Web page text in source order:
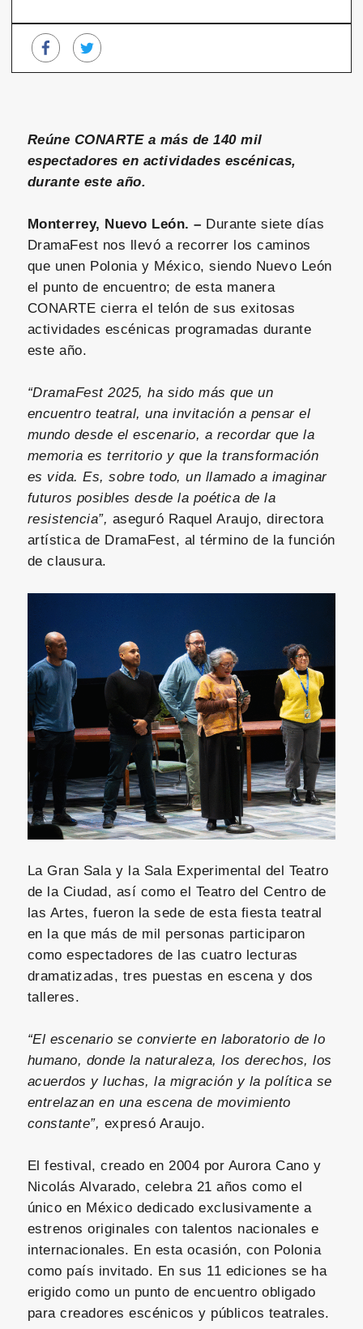
Reúne CONARTE a más de 140 mil
espectadores en actividades escénicas,
durante este año.
Monterrey, Nuevo León. – Durante siete días
DramaFest nos llevó a recorrer los caminos
que unen Polonia y México, siendo Nuevo León
el punto de encuentro; de esta manera
CONARTE cierra el telón de sus exitosas
actividades escénicas programadas durante
este año.
“DramaFest 2025, ha sido más que un
encuentro teatral, una invitación a pensar el
mundo desde el escenario, a recordar que la
memoria es territorio y que la transformación
es vida. Es, sobre todo, un llamado a imaginar
futuros posibles desde la poética de la
resistencia”, aseguró Raquel Araujo, directora
artística de DramaFest, al término de la función
de clausura.
La Gran Sala y la Sala Experimental del Teatro
de la Ciudad, así como el Teatro del Centro de
las Artes, fueron la sede de esta fiesta teatral
en la que más de mil personas participaron
como espectadores de las cuatro lecturas
dramatizadas, tres puestas en escena y dos
talleres.
“El escenario se convierte en laboratorio de lo
humano, donde la naturaleza, los derechos, los
acuerdos y luchas, la migración y la política se
entrelazan en una escena de movimiento
constante”, expresó Araujo.
El festival, creado en 2004 por Aurora Cano y
Nicolás Alvarado, celebra 21 años como el
único en México dedicado exclusivamente a
estrenos originales con talentos nacionales e
internacionales. En esta ocasión, con Polonia
como país invitado. En sus 11 ediciones se ha
erigido como un punto de encuentro obligado
para creadores escénicos y públicos teatrales.